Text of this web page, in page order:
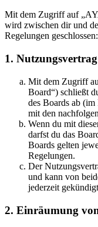
Mit dem Zugriff auf
wird zwischen dir und
Regelungen geschlossen:
1. Nutzungsvertrag
Mit dem Zugriff
Board“) schließt
des Boards ab
mit den
Wenn du mit
darfst du das
Boards gelten
Regelungen.
Der
und kann von
jederzeit
2. Einräumung